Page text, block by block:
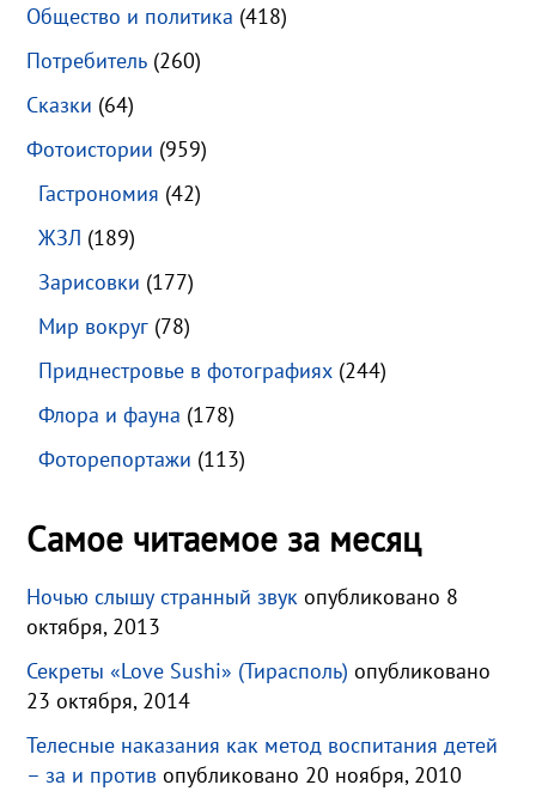
Общество и политика (418)
Потребитель (260)
Сказки (64)
Фотоистории (959)
Гастрономия (42)
ЖЗЛ (189)
Зарисовки (177)
Мир вокруг (78)
Приднестровье в фотографиях (244)
Флора и фауна (178)
Фоторепортажи (113)
Самое читаемое за месяц
Ночью слышу странный звук опубликовано 8
октября, 2013
Секреты «Love Sushi» (Тирасполь) опубликовано
23 октября, 2014
Телесные наказания как метод воспитания детей
– за и против опубликовано 20 ноября, 2010